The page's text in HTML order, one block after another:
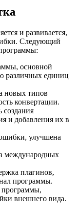
и развивается,
Следующий
основной
различных единиц
новых типов
конвертации.
и добавления их в
улучшена
международных
плагинов,
программы.
внешнего вида.